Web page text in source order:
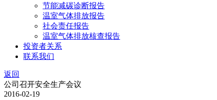
节能减碳诊断报告
温室气体排放报告
社会责任报告
温室气体排放核查报告
投资者关系
联系我们
返回
公司召开安全生产会议
2016-02-19